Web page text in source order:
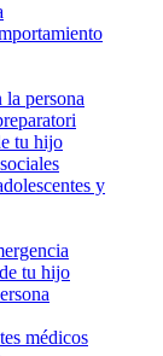
la persona
tu hijo
y
tu hijo
médicos